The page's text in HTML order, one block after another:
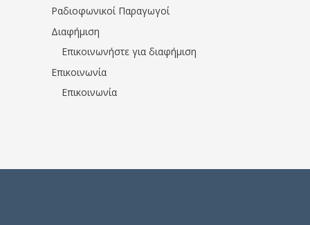
Ραδιοφωνικοί Παραγωγοί
Διαφήμιση
Επικοινωνήστε για διαφήμιση
Επικοινωνία
Επικοινωνία